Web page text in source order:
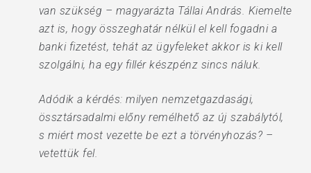
van szükség – magyarázta Tállai András. Kiemelte
azt is, hogy összeghatár nélkül el kell fogadni a
banki fizetést, tehát az ügyfeleket akkor is ki kell
szolgálni, ha egy fillér készpénz sincs náluk.
Adódik a kérdés: milyen nemzetgazdasági,
össztársadalmi előny remélhető az új szabálytól,
s miért most vezette be ezt a törvényhozás? –
vetettük fel.